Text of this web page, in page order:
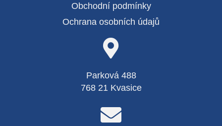
Obchodní podmínky
Ochrana osobních údajů
Parková 488
768 21 Kvasice